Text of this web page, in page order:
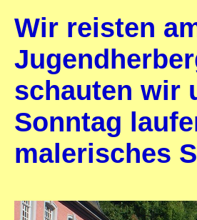
Wir reisten
schauten wir
Sonntag
malerisches